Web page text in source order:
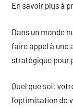
En savoir plus à
Dans un monde
faire appel à une
stratégique pour
Quel que soit
l’optimisation de